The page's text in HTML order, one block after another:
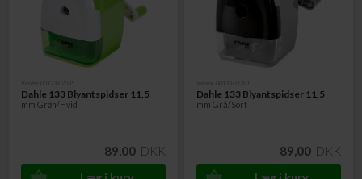
Dahle 133 Blyantspidser 11,5
mm Grøn/Hvid
89,00 DKK
Dahle 133 Blyantspidser 11,5
mm Grå/Sort
89,00 DKK